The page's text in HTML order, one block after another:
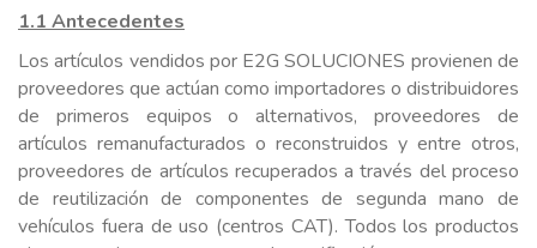
1.1 Antecedentes
Los artículos vendidos por E2G SOLUCIONES provienen de
proveedores que actúan como importadores o distribuidores
de primeros equipos o alternativos, proveedores de
artículos remanufacturados o reconstruidos y entre otros,
proveedores de artículos recuperados a través del proceso
de reutilización de componentes de segunda mano de
vehículos fuera de uso (centros CAT). Todos los productos